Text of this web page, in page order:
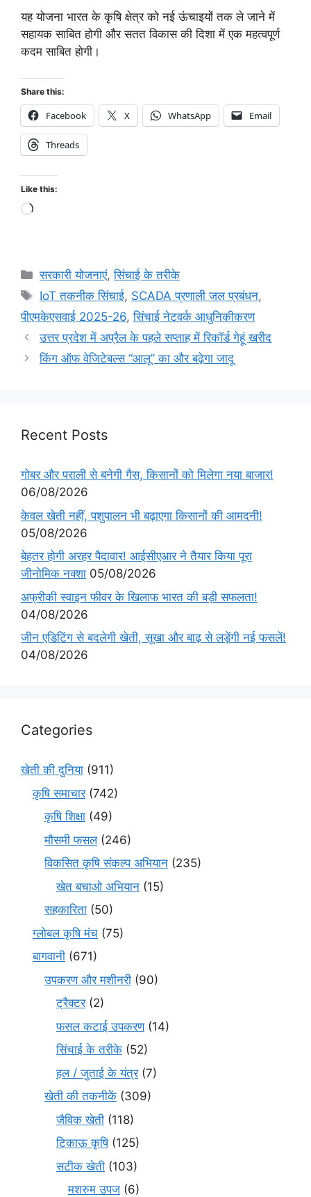
यह योजना भारत के कृषि क्षेत्र को नई ऊंचाइयों तक ले जाने में
सहायक साबित होगी और सतत विकास की दिशा में एक महत्वपूर्ण
कदम साबित होगी।
Share this:
Facebook X WhatsApp Email
Threads
Like this:
सरकारी योजनाएं,सिंचाई के तरीके
IoT तकनीक सिंचाई, SCADA प्रणाली जल प्रबंधन,
पीएमकेएसवाई 2025-26,सिंचाई नेटवर्क आधुनिकीकरण
उत्तर प्रदेश में अप्रैल के पहले सप्ताह में रिकॉर्ड गेहूं खरीद
किंग ऑफ वेजिटेबल्स “आलू” का और बढ़ेगा जादू
Recent Posts
गोबर और पराली से बनेगी गैस, किसानों को मिलेगा नया बाजार!
06/08/2026
केवल खेती नहीं, पशुपालन भी बढ़ाएगा किसानों की आमदनी!
05/08/2026
बेहतर होगी अरहर पैदावार! आईसीएआर ने तैयार किया पूरा
जीनोमिक नक्शा 05/08/2026
अफ्रीकी स्वाइन फीवर के खिलाफ भारत की बड़ी सफलता!
04/08/2026
जीन एडिटिंग से बदलेगी खेती, सूखा और बाढ़ से लड़ेंगी नई फसलें!
04/08/2026
Categories
खेती की दुनिया (911)
कृषि समाचार(742)
कृषि शिक्षा (49)
मौसमी फसल(246)
विकसित कृषि संकल्प अभियान (235)
खेत बचाओ अभियान (15)
सहकारिता (50)
ग्लोबल कृषि मंच (75)
बागवानी (671)
उपकरण और मशीनरी (90)
ट्रैक्टर(2)
फसल कटाई उपकरण(14)
सिंचाई के तरीके (52)
हल / जुताई के यंत्र(7)
खेती की तकनीकें (309)
जैविक खेती (118)
टिकाऊ कृषि(125)
सटीक खेती (103)
मशरुम उपज (6)